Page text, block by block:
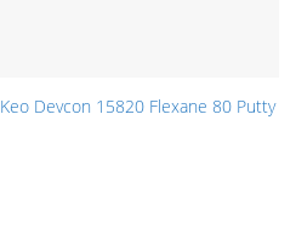
Keo Devcon 15820 Flexane 80 Putty